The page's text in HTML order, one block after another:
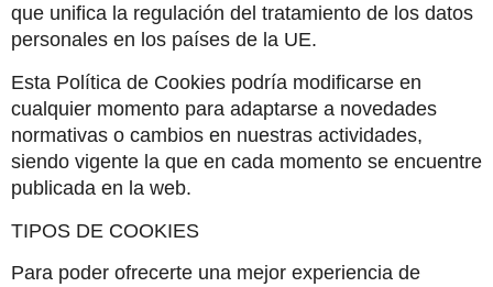
que unifica la regulación del tratamiento de los datos
personales en los países de la UE.
Esta Política de Cookies podría modificarse en
cualquier momento para adaptarse a novedades
normativas o cambios en nuestras actividades,
siendo vigente la que en cada momento se encuentre
publicada en la web.
TIPOS DE COOKIES
Para poder ofrecerte una mejor experiencia de